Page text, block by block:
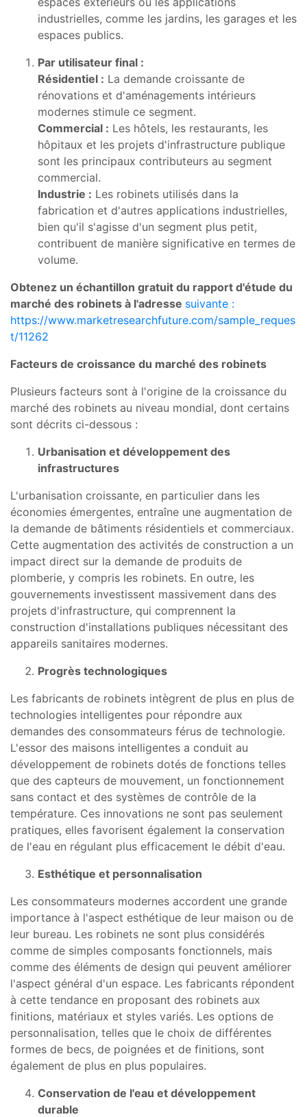
industrielles, comme les jardins, les garages et les
espaces publics.
Par utilisateur final :
Résidentiel : La demande croissante de
rénovations et d'aménagements intérieurs
modernes stimule ce segment.
Commercial : Les hôtels, les restaurants, les
hôpitaux et les projets d'infrastructure publique
sont les principaux contributeurs au segment
commercial.
Industrie : Les robinets utilisés dans la
fabrication et d'autres applications industrielles,
bien qu'il s'agisse d'un segment plus petit,
contribuent de manière significative en termes de
volume.
Obtenez un échantillon gratuit du rapport d'étude du
marché des robinets à l'adresse suivante :
https://www.marketresearchfuture.com/sample_reques
t/11262
Facteurs de croissance du marché des robinets
Plusieurs facteurs sont à l'origine de la croissance du
marché des robinets au niveau mondial, dont certains
sont décrits ci-dessous :
Urbanisation et développement des
infrastructures
L'urbanisation croissante, en particulier dans les
économies émergentes, entraîne une augmentation de
la demande de bâtiments résidentiels et commerciaux.
Cette augmentation des activités de construction a un
impact direct sur la demande de produits de
plomberie, y compris les robinets. En outre, les
gouvernements investissent massivement dans des
projets d'infrastructure, qui comprennent la
construction d'installations publiques nécessitant des
appareils sanitaires modernes.
Progrès technologiques
Les fabricants de robinets intègrent de plus en plus de
technologies intelligentes pour répondre aux
demandes des consommateurs férus de technologie.
L'essor des maisons intelligentes a conduit au
développement de robinets dotés de fonctions telles
que des capteurs de mouvement, un fonctionnement
sans contact et des systèmes de contrôle de la
température. Ces innovations ne sont pas seulement
pratiques, elles favorisent également la conservation
de l'eau en régulant plus efficacement le débit d'eau.
Esthétique et personnalisation
Les consommateurs modernes accordent une grande
importance à l'aspect esthétique de leur maison ou de
leur bureau. Les robinets ne sont plus considérés
comme de simples composants fonctionnels, mais
comme des éléments de design qui peuvent améliorer
l'aspect général d'un espace. Les fabricants répondent
à cette tendance en proposant des robinets aux
finitions, matériaux et styles variés. Les options de
personnalisation, telles que le choix de différentes
formes de becs, de poignées et de finitions, sont
également de plus en plus populaires.
Conservation de l'eau et développement
durable